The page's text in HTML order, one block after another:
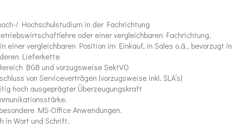
Hochschulstudium in der Fachrichtung
oder einer vergleichbaren Fachrichtung.
einer vergleichbaren Position im Einkauf, in Sales o.ä., bevorzugt in
Lieferkette
BGB und vorzugsweise SektVO
von Serviceverträgen (vorzugsweise inkl. SLA’s)
hoch ausgeprägter Überzeugungskraft
MS-Office Anwendungen.
in Wort und Schrift.